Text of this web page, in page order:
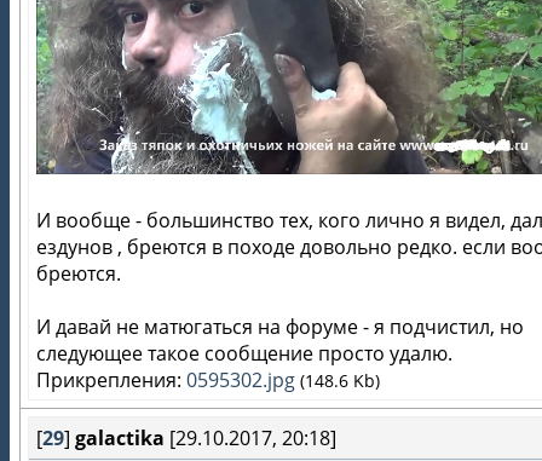
И вообще - большинство тех, кого лично я видел,
ездунов , бреются в походе довольно редко. если
бреются.
И давай не матюгаться на форуме - я подчистил, но
следующее такое сообщение просто удалю.
Прикрепления: 0595302.jpg (148.6 Kb)
[29] galactika [29.10.2017, 20:18]